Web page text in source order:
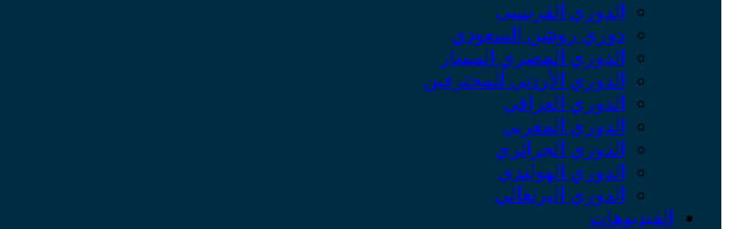
الدوري الفرنسي
دوري روشن السعودي
الدوري المصري الممتاز
الدوري الأردني للمحترفين
الدوري العراقي
الدوري المغربي
الدوري الجزائري
الدوري الهولندي
الدوري البرتغالي
الفيديوهات